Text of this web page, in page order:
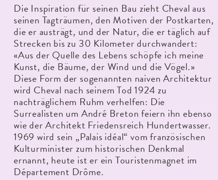
Die Inspiration für seinen Bau zieht Cheval aus
seinen Tagträumen, den Motiven der Postkarten,
die er austrägt, und der Natur, die er täglich auf
Strecken bis zu 30 Kilometer durchwandert:
«Aus der Quelle des Lebens schöpfe ich meine
Kunst, die Bäume, der Wind und die Vögel.»
Diese Form der sogenannten naiven Architektur
wird Cheval nach seinem Tod 1924 zu
nachträglichem Ruhm verhelfen: Die
Surrealisten um André Breton feiern ihn ebenso
wie der Architekt Friedensreich Hundertwasser.
1969 wird sein „Palais idéal“ vom französischen
Kulturminister zum historischen Denkmal
ernannt, heute ist er ein Touristenmagnet im
Département Drôme.